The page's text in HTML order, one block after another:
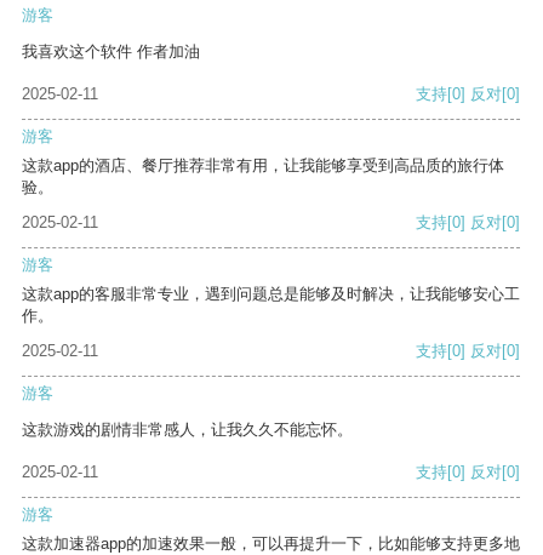
游客
我喜欢这个软件 作者加油
2025-02-11 支持[0] 反对[0]
游客
这款app的酒店、餐厅推荐非常有用，让我能够享受到高品质的旅行体
验。
2025-02-11
支持[0] 反对[0]
游客
这款app的客服非常专业，遇到问题总是能够及时解决，让我能够安心工
作。
2025-02-11
支持[0] 反对[0]
游客
这款游戏的剧情非常感人，让我久久不能忘怀。
2025-02-11 支持[0] 反对[0]
游客
这款加速器app的加速效果一般，可以再提升一下，比如能够支持更多地